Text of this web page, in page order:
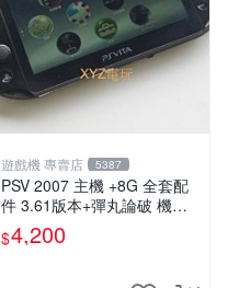
遊戲機 專賣店 5387
PSV 2007 主機 +8G 全套配
件 3.61版本+彈丸論破 機槍
辯駁 數位化 PS Vita2007 保
修一年
$4,200